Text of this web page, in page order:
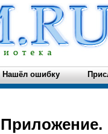
Нашёл ошибку
Приложение.